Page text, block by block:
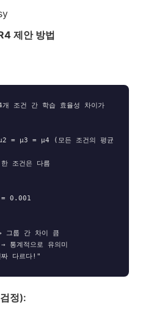
제안 방법
조건 간 학습 효율성 차이가
= μ3 = μ4 (모든 조건의 평균
조건은 다름
0.001
룹 간 차이 큼
계적으로 유의미
정):